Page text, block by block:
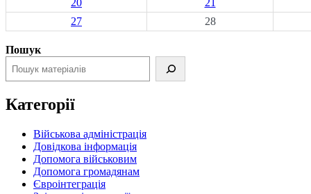
20
21
27
28
Пошук
Категорії
Військова адміністрація
Довідкова інформація
Допомога військовим
Допомога громадянам
Євроінтеграція